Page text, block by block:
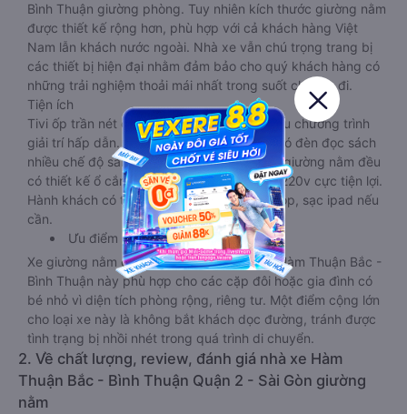
Bình Thuận giường phòng. Tuy nhiên kích thước giường nằm
được thiết kế rộng hơn, phù hợp với cả khách hàng Việt
Nam lẫn khách nước ngoài. Nhà xe vẫn chú trọng trang bị
các thiết bị hiện đại nhằm đảm bảo cho quý khách hàng có
những trải nghiệm thoải mái nhất trong suốt chuyến đi.
Tiện ích
Tivi ốp trần nét cứng, đầu HD tích hợp nhiều chương trình
giải trí hấp dẫn. Trong phòng có tai nghe, có đèn đọc sách
nhiều chế độ sáng, wifi tốc độ cao. Tại mỗi giường nằm đều
có thiết kế ổ cắm sạc đa năng nguồn điện 220v cực tiện lợi.
Hành khách có thể sạc điện thoại, sạc laptop, sạc ipad nếu
cần.
Ưu điểm
Xe giường nằm đôi đi Quận 2 - Sài Gòn từ Hàm Thuận Bắc -
Bình Thuận này phù hợp cho các cặp đôi hoặc gia đình có
bé nhỏ vì diện tích phòng rộng, riêng tư. Một điểm cộng lớn
cho loại xe này là không bắt khách dọc đường, tránh được
tình trạng bị nhồi nhét trong quá trình di chuyển.
2. Về chất lượng, review, đánh giá nhà xe Hàm
Thuận Bắc - Bình Thuận Quận 2 - Sài Gòn giường
nằm